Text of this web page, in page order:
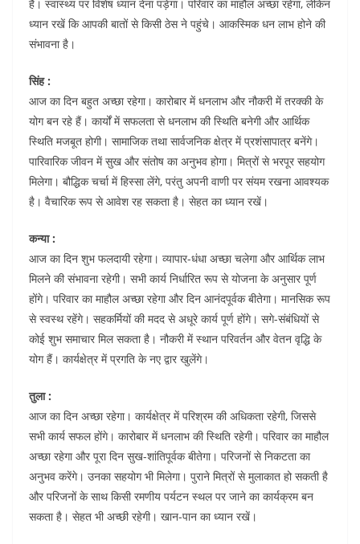
है। स्वास्थ्य पर विशेष ध्यान देना पड़ेगा। परिवार का माहौल अच्छा रहेगा, लेकिन
ध्यान रखें कि आपकी बातों से किसी ठेस ने पहुंचे। आकस्मिक धन लाभ होने की
संभावना है।
सिंह :
आज का दिन बहुत अच्छा रहेगा। कारोबार में धनलाभ और नौकरी में तरक्की के
योग बन रहे हैं। कार्यों में सफलता से धनलाभ की स्थिति बनेगी और आर्थिक
स्थिति मजबूत होगी। सामाजिक तथा सार्वजनिक क्षेत्र में प्रशंसापात्र बनेंगे।
पारिवारिक जीवन में सुख और संतोष का अनुभव होगा। मित्रों से भरपूर सहयोग
मिलेगा। बौद्धिक चर्चा में हिस्सा लेंगे, परंतु अपनी वाणी पर संयम रखना आवश्यक
है। वैचारिक रूप से आवेश रह सकता है। सेहत का ध्यान रखें।
कन्या :
आज का दिन शुभ फलदायी रहेगा। व्यापार-धंधा अच्छा चलेगा और आर्थिक लाभ
मिलने की संभावना रहेगी। सभी कार्य निर्धारित रूप से योजना के अनुसार पूर्ण
होंगे। परिवार का माहौल अच्छा रहेगा और दिन आनंदपूर्वक बीतेगा। मानसिक रूप
से स्वस्थ रहेंगे। सहकर्मियों की मदद से अधूरे कार्य पूर्ण होंगे। सगे-संबंधियों से
कोई शुभ समाचार मिल सकता है। नौकरी में स्थान परिवर्तन और वेतन वृद्धि के
योग हैं। कार्यक्षेत्र में प्रगति के नए द्वार खुलेंगे।
तुला :
आज का दिन अच्छा रहेगा। कार्यक्षेत्र में परिश्रम की अधिकता रहेगी, जिससे
सभी कार्य सफल होंगे। कारोबार में धनलाभ की स्थिति रहेगी। परिवार का माहौल
अच्छा रहेगा और पूरा दिन सुख-शांतिपूर्वक बीतेगा। परिजनों से निकटता का
अनुभव करेंगे। उनका सहयोग भी मिलेगा। पुराने मित्रों से मुलाकात हो सकती है
और परिजनों के साथ किसी रमणीय पर्यटन स्थल पर जाने का कार्यक्रम बन
सकता है। सेहत भी अच्छी रहेगी। खान-पान का ध्यान रखें।